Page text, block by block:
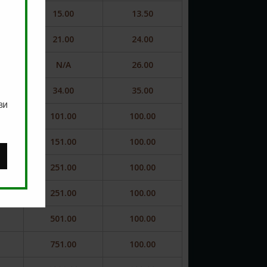
15.00 13.50
21.00 24.00
N/A 26.00
34.00 35.00
101.00 100.00
151.00 100.00
251.00 100.00
251.00 100.00
501.00 100.00
751.00 100.00